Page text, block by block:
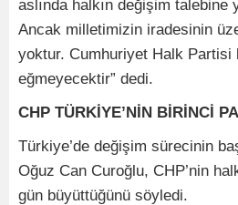
aslında halkın değişim talebine
Ancak milletimizin iradesinin
yoktur. Cumhuriyet Halk Partisi
eğmeyecektir” dedi.
CHP TÜRKİYE’NİN BİRİNCİ
Türkiye’de değişim sürecinin
Oğuz Can Curoğlu, CHP’nin
gün büyüttüğünü söyledi.